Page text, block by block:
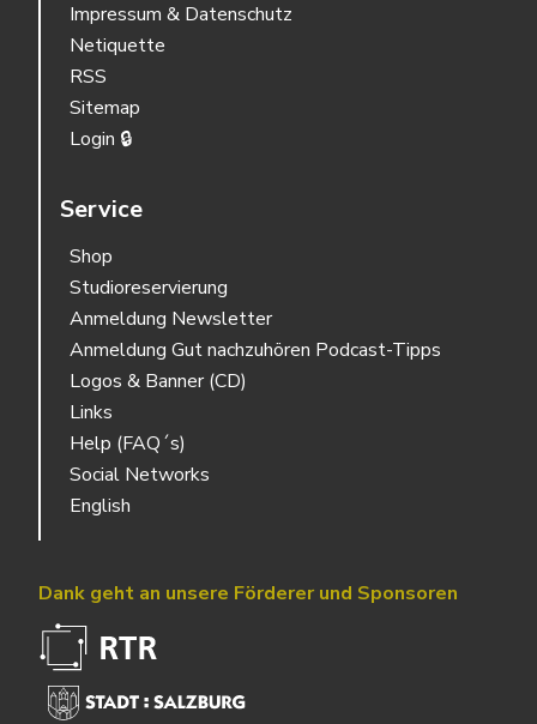
Impressum & Datenschutz
Netiquette
RSS
Sitemap
Login 🔒
Service
Shop
Studioreservierung
Anmeldung Newsletter
Anmeldung Gut nachzuhören Podcast-Tipps
Logos & Banner (CD)
Links
Help (FAQ´s)
Social Networks
English
Dank geht an unsere Förderer und Sponsoren